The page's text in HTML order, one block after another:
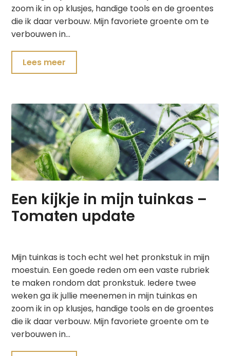
zoom ik in op klusjes, handige tools en de groentes
die ik daar verbouw. Mijn favoriete groente om te
verbouwen in…
Lees meer
Een kijkje in mijn tuinkas –
Tomaten update
Mijn tuinkas is toch echt wel het pronkstuk in mijn
moestuin. Een goede reden om een vaste rubriek
te maken rondom dat pronkstuk. Iedere twee
weken ga ik jullie meenemen in mijn tuinkas en
zoom ik in op klusjes, handige tools en de groentes
die ik daar verbouw. Mijn favoriete groente om te
verbouwen in…